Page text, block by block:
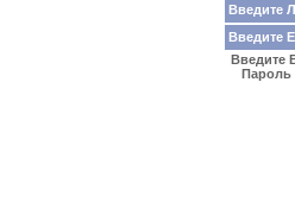
Введите
Введите
Введите
Пароль